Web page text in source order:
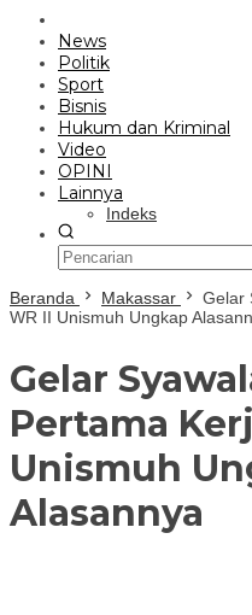
News
Politik
Sport
Bisnis
Hukum dan Kriminal
Video
OPINI
Lainnya
Indeks
Beranda Makassar
Gelar
WR II Unismuh Ungkap
Gelar
Pertama
Unismuh
Alasannya